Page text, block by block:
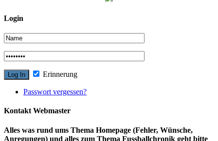
Login
Erinnerung
Passwort vergessen?
Kontakt Webmaster
Alles was rund ums Thema Homepage (Fehler, Wünsche,
Anregungen) und alles zum Thema Fussballchronik geht bitte